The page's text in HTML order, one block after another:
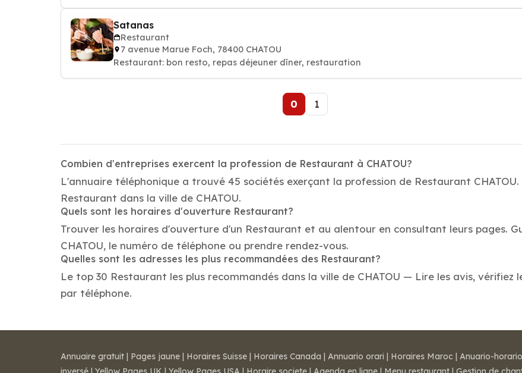
Satanas
Restaurant
7 avenue Marue Foch, 78400 CHATOU
Restaurant: bon resto, repas déjeuner dîner, restauration
0 1
Combien d'entreprises exercent la profession de Restaurant à CHATOU?
L'annuaire téléphonique a trouvé 45 sociétés exerçant la profession de Restaurant
Restaurant dans la ville de CHATOU.
Quels sont les horaires d'ouverture Restaurant?
Trouver les horaires d'ouverture d'un Restaurant et au alentour en consultant leurs pages.
CHATOU, le numéro de téléphone ou prendre rendez-vous.
Quelles sont les adresses les plus recommandées des Restaurant?
Le top 30 Restaurant les plus recommandés dans la ville de CHATOU — Lire les avis, vérifiez
par téléphone.
Annuaire gratuit | Pages jaune | Horaires Suisse | Horaires Canada | Annuario orari | Horaires Maroc | Anuario-horario